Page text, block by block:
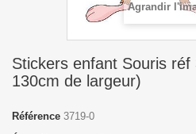
Agrandir
Stickers enfant Souris
130cm de largeur)
Référence 3719-0